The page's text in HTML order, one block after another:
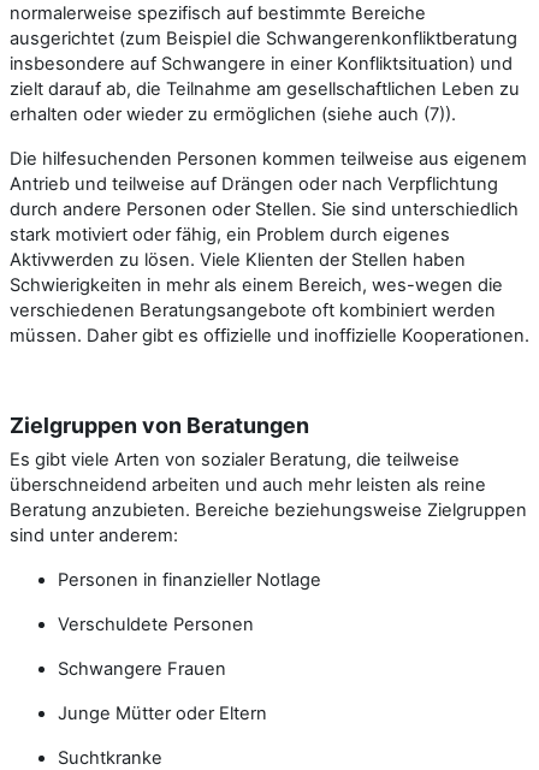
normalerweise spezifisch auf bestimmte Bereiche
ausgerichtet (zum Beispiel die Schwangerenkonfliktberatung
insbesondere auf Schwangere in einer Konfliktsituation) und
zielt darauf ab, die Teilnahme am gesellschaftlichen Leben zu
erhalten oder wieder zu ermöglichen (siehe auch (7)).
Die hilfesuchenden Personen kommen teilweise aus eigenem
Antrieb und teilweise auf Drängen oder nach Verpflichtung
durch andere Personen oder Stellen. Sie sind unterschiedlich
stark motiviert oder fähig, ein Problem durch eigenes
Aktivwerden zu lösen. Viele Klienten der Stellen haben
Schwierigkeiten in mehr als einem Bereich, wes-wegen die
verschiedenen Beratungsangebote oft kombiniert werden
müssen. Daher gibt es offizielle und inoffizielle Kooperationen.
Zielgruppen von Beratungen
Es gibt viele Arten von sozialer Beratung, die teilweise
überschneidend arbeiten und auch mehr leisten als reine
Beratung anzubieten. Bereiche beziehungsweise Zielgruppen
sind unter anderem:
Personen in finanzieller Notlage
Verschuldete Personen
Schwangere Frauen
Junge Mütter oder Eltern
Suchtkranke